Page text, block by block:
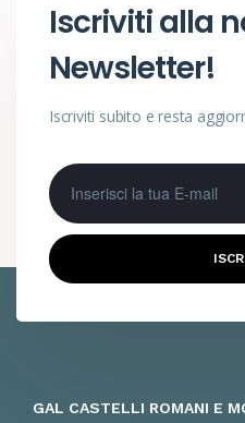
Iscriviti alla
Newsletter!
Iscriviti subito e resta
GAL CASTELLI ROMANI E